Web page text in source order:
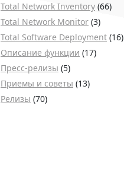
Total Network Inventory (66)
Total Network Monitor (3)
Total Software Deployment (16)
Описание функции (17)
Пресс-релизы (5)
Приемы и советы (13)
Релизы (70)